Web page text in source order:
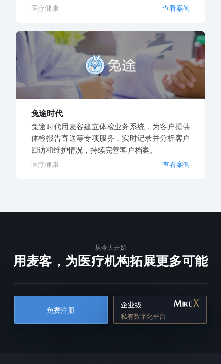
医疗健康 查看案例
兔途时代
兔途时代用麦客建立体检业务系统，为客户提供
体检报告寄送等专项服务，实时记录并分析客户
回访和维护情况，持续完善客户档案。
医疗健康 查看案例
从今天开始
用麦客，为医疗机构拓展更多可能
免费注册
企业级
私有数字化平台